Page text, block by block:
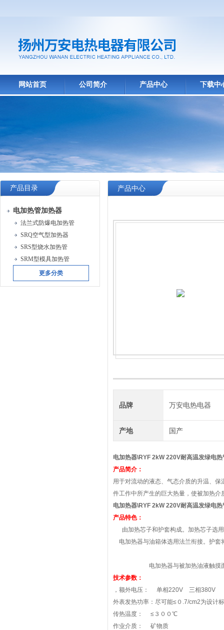
网站首页 公司简介 产品中心 下载中
产品目录
电加热管加热器
法兰式防爆电加热管
SRQ空气型加热器
SRS型烧水加热管
SRM型模具加热管
更多分类
产品中心
品牌 万安电热电器
产地 国产
电加热器\RYF 2kW 220V耐高温发绿电热
产品简介：
用于对流动的液态、气态介质的升温、
件工作中所产生的巨大热量，使被加热介
电加热器\RYF 2kW 220V耐高温发绿电热
产品特色：
由加热芯子和护套构成。加热芯子选
电加热器与油箱体选用法兰衔接。护
电加热器与被加热油液触
技术参数：
，额外电压： 单相220V 三相380V
外表发热功率：尽可能≤０.7/cm2为设计
传热温度： ≤３００℃
作业介质： 矿物质